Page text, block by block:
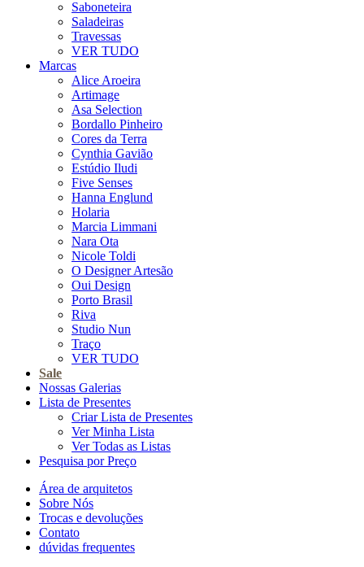
Saboneteira
Saladeiras
Travessas
VER TUDO
Marcas
Alice Aroeira
Artimage
Asa Selection
Bordallo Pinheiro
Cores da Terra
Cynthia Gavião
Estúdio Iludi
Five Senses
Hanna Englund
Holaria
Marcia Limmani
Nara Ota
Nicole Toldi
O Designer Artesão
Oui Design
Porto Brasil
Riva
Studio Nun
Traço
VER TUDO
Sale
Nossas Galerias
Lista de Presentes
Criar Lista de Presentes
Ver Minha Lista
Ver Todas as Listas
Pesquisa por Preço
Área de arquitetos
Sobre Nós
Trocas e devoluções
Contato
dúvidas frequentes